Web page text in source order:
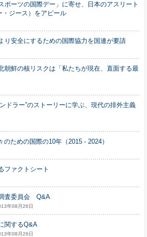
ポーツの国際デー」に寄せ、日本のアスリート
ジース）をアピール
り安全にするための国際協力を国連が要請
朝鮮の核リスクは「私たちが現在、直面する最
ドラー”のストーリーに学ぶ、現代の排外主義
のための国際の10年（2015 - 2024）
ファクトシート
査委員会 Q&A
年08月26日
関するQ&A
年08月26日